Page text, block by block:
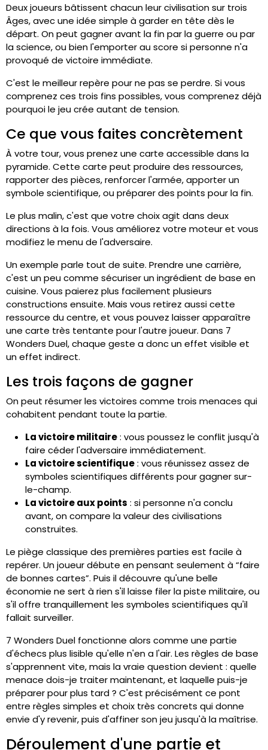
Deux joueurs bâtissent chacun leur civilisation sur trois
Âges, avec une idée simple à garder en tête dès le
départ. On peut gagner avant la fin par la guerre ou par
la science, ou bien l'emporter au score si personne n'a
provoqué de victoire immédiate.
C'est le meilleur repère pour ne pas se perdre. Si vous
comprenez ces trois fins possibles, vous comprenez déjà
pourquoi le jeu crée autant de tension.
Ce que vous faites concrètement
À votre tour, vous prenez une carte accessible dans la
pyramide. Cette carte peut produire des ressources,
rapporter des pièces, renforcer l'armée, apporter un
symbole scientifique, ou préparer des points pour la fin.
Le plus malin, c'est que votre choix agit dans deux
directions à la fois. Vous améliorez votre moteur et vous
modifiez le menu de l'adversaire.
Un exemple parle tout de suite. Prendre une carrière,
c'est un peu comme sécuriser un ingrédient de base en
cuisine. Vous paierez plus facilement plusieurs
constructions ensuite. Mais vous retirez aussi cette
ressource du centre, et vous pouvez laisser apparaître
une carte très tentante pour l'autre joueur. Dans 7
Wonders Duel, chaque geste a donc un effet visible et
un effet indirect.
Les trois façons de gagner
On peut résumer les victoires comme trois menaces qui
cohabitent pendant toute la partie.
La victoire militaire: vous poussez le conflit jusqu'à
faire céder l'adversaire immédiatement.
La victoire scientifique: vous réunissez assez de
symboles scientifiques différents pour gagner sur-
le-champ.
La victoire aux points : si personne n'a conclu
avant, on compare la valeur des civilisations
construites.
Le piège classique des premières parties est facile à
repérer. Un joueur débute en pensant seulement à “faire
de bonnes cartes”. Puis il découvre qu'une belle
économie ne sert à rien s'il laisse filer la piste militaire, ou
s'il offre tranquillement les symboles scientifiques qu'il
fallait surveiller.
7 Wonders Duel fonctionne alors comme une partie
d'échecs plus lisible qu'elle n'en a l'air. Les règles de base
s'apprennent vite, mais la vraie question devient : quelle
menace dois-je traiter maintenant, et laquelle puis-je
préparer pour plus tard ? C'est précisément ce pont
entre règles simples et choix très concrets qui donne
envie d'y revenir, puis d'affiner son jeu jusqu'à la maîtrise.
Déroulement d'une partie et